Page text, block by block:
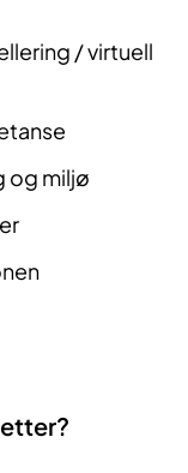
/ virtuell
og miljø